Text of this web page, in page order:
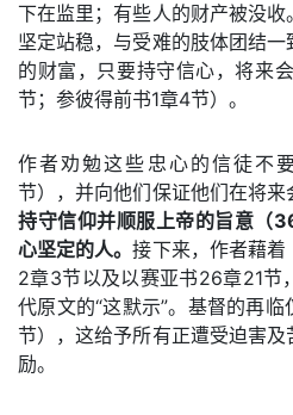
下在监里；有些人的财产被没
坚定站稳，与受难的肢体团结
的财富，只要持守信心，将来
节；参彼得前书1章4节）。
作者劝勉这些忠心的信徒不
节），并向他们保证他们在将来
持守信仰并顺服上帝的旨意（
心坚定的人。接下来，作者藉着
2章3节以及以赛亚书26章21节
代原文的“这默示”。基督的再
节），这给予所有正遭受迫害
励。